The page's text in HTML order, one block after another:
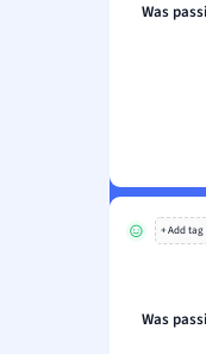
Was
+ Add tag
Was